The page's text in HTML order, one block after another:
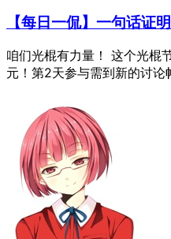
【每日一侃】一句话证
咱们光棍有力量！ 这个光棍
元！第2天参与需到新的讨